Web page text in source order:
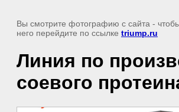
Вы смотрите фотографию с сайта -
него перейдите по ссылке triump.ru
Линия по
соевого